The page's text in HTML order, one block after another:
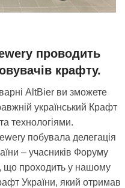
проводить
крафту.
AltBier ви зможете
український Крафт
технологіями.
побувала делегація
– учасників Форуму
що проходить у нашому
України, який отримав